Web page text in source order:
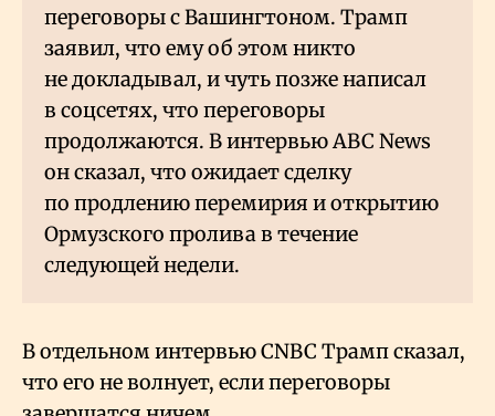
переговоры с Вашингтоном. Трамп
заявил, что ему об этом никто
не докладывал, и чуть позже написал
в соцсетях, что переговоры
продолжаются. В интервью ABC News
он сказал, что ожидает сделку
по продлению перемирия и открытию
Ормузского пролива в течение
следующей недели.
В отдельном интервью CNBC Трамп сказал,
что его не волнует, если переговоры